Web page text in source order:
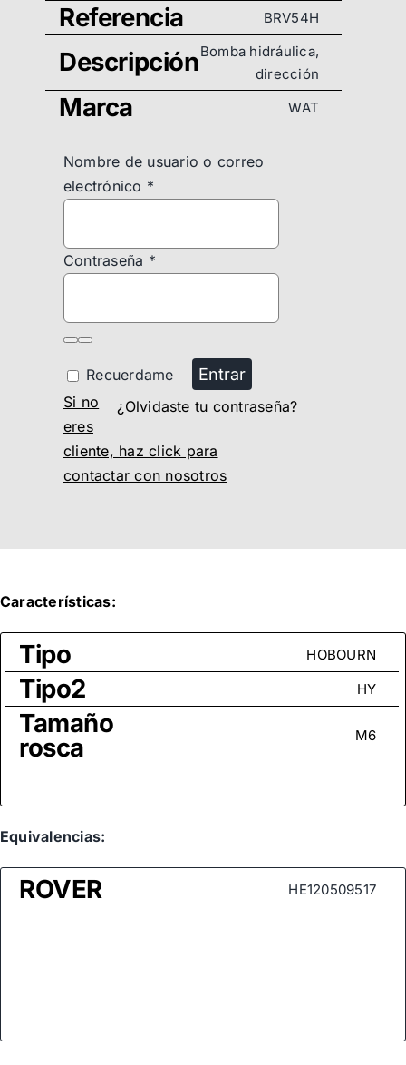
Referencia BRV54H
DescripciónBomba hidráulica,
dirección
Marca WAT
Nombre de usuario o correo
electrónico *
Contraseña *
Recuerdame Entrar
¿Olvidaste tu contraseña?
Si no
eres
cliente, haz click para
contactar con nosotros
Características:
Tipo HOBOURN
Tipo2 HY
Tamaño
rosca M6
Equivalencias:
ROVER HE120509517